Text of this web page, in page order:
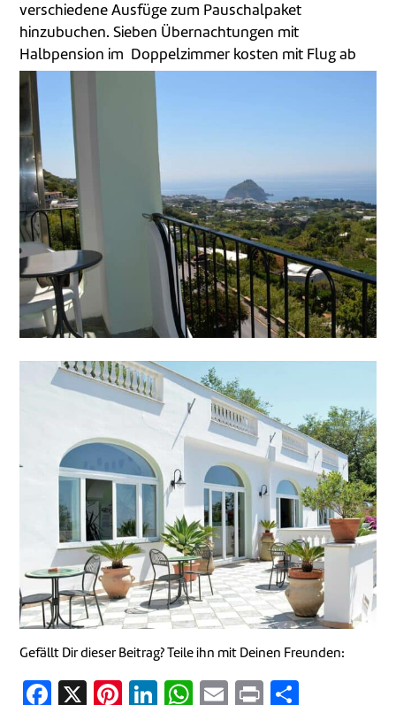
verschiedene Ausfüge zum Pauschalpaket
hinzubuchen. Sieben Übernachtungen mit
Halbpension im Doppelzimmer kosten mit Flug ab
599 Euro pro Person.
Gefällt Dir dieser Beitrag? Teile ihn mit Deinen Freunden:
Facebook
X Pinterest
LinkedIn
WhatsApp
EmailPrint